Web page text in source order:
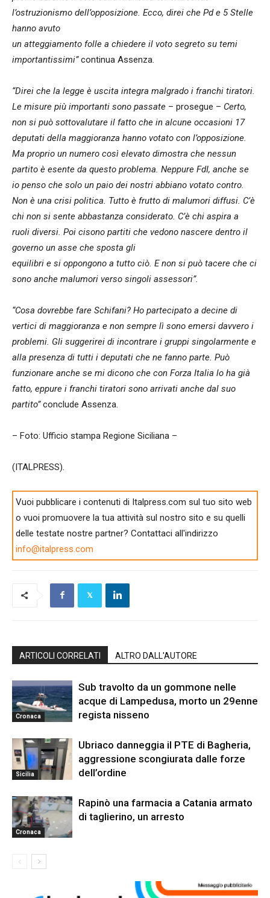
l’ostruzionismo dell’opposizione. Ecco, direi che Pd e 5 Stelle
hanno avuto
un atteggiamento folle a chiedere il voto segreto su temi
importantissimi”continua Assenza.
“Direi che la legge è uscita integra malgrado i franchi tiratori.
Le misure più importanti sono passate – prosegue – Certo,
non si può sottovalutare il fatto che in alcune occasioni 17
deputati della maggioranza hanno votato con l’opposizione.
Ma proprio un numero così elevato dimostra che nessun
partito è esente da questo problema. Neppure FdI, anche se
io penso che solo un paio dei nostri abbiano votato contro.
Non è una crisi politica. Tutto è frutto di malumori diffusi. C’è
chi non si sente abbastanza considerato. C’è chi aspira a
ruoli diversi. Poi cisono partiti che vedono nascere dentro il
governo un asse che sposta gli
equilibri e si oppongono a tutto ciò. E non si può tacere che ci
sono anche malumori verso singoli assessori”.
“Cosa dovrebbe fare Schifani? Ho partecipato a decine di
vertici di maggioranza e non sempre lì sono emersi davvero i
problemi. Gli suggerirei di incontrare i gruppi singolarmente e
alla presenza di tutti i deputati che ne fanno parte. Può
funzionare anche se mi dicono che con Forza Italia lo ha già
fatto, eppure i franchi tiratori sono arrivati anche dal suo
partito”conclude Assenza.
– Foto: Ufficio stampa Regione Siciliana –
(ITALPRESS).
Vuoi pubblicare i contenuti di Italpress.com sul tuo sito web
o vuoi promuovere la tua attività sul nostro sito e su quelli
delle testate nostre partner? Contattaci all'indirizzo
info@italpress.com
ARTICOLI CORRELATI ALTRO DALL'AUTORE
Cronaca
Sub travolto da un gommone nelle
acque di Lampedusa, morto un 29enne
regista nisseno
Sicilia
Ubriaco danneggia il PTE di Bagheria,
aggressione scongiurata dalle forze
dell’ordine
Cronaca
Rapinò una farmacia a Catania armato
di taglierino, un arresto